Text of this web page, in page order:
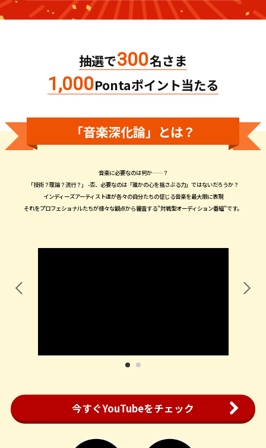
抽選で300名さま
1,000Pontaポイント当たる
「音楽深化論」とは？
音楽に必要なのは何か……？
「技術？理論？流行？」 -否、必要なのは「誰かの心を揺さぶる力」ではないだろうか？
インディーズアーティスト達が各々の自分たちの信じる音楽を最大限に表現
それをプロフェショナルたちが様々な観点から審査する"対戦型オーディション番組"です。
1 2
今すぐYouTubeをチェック